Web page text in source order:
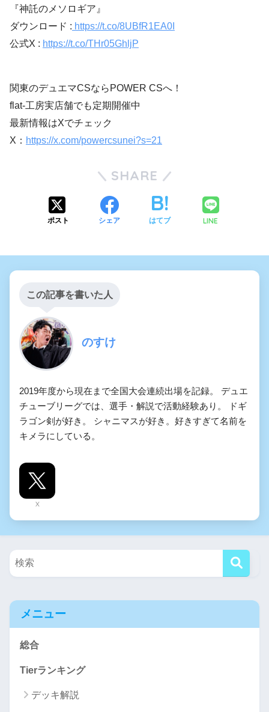
『神託のメソロギア』
ダウンロード : https://t.co/8UBfR1EA0I
公式X : https://t.co/THr05GhljP
関東のデュエマCSならPOWER CSへ！
flat-工房実店舗でも定期開催中
最新情報はXでチェック
X： https://x.com/powercsunei?s=21
SHARE
ポスト シェア はてブ LINE
この記事を書いた人
のすけ
2019年度から現在まで全国大会連続出場を記録。 デュエ
チューブリーグでは、選手・解説で活動経験あり。 ドギ
ラゴン剣が好き。 シャニマスが好き。好きすぎて名前を
キメラにしている。
X
メニュー
総合
Tierランキング
デッキ解説